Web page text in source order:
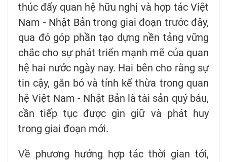
thúc đẩy quan hệ hữu nghị và hợp tác Việt
Nam - Nhật Bản trong giai đoạn trước đây,
qua đó góp phần tạo dựng nền tảng vững
chắc cho sự phát triển mạnh mẽ của quan
hệ hai nước ngày nay. Hai bên cho rằng sự
tin cậy, gắn bó và tính kế thừa trong quan
hệ Việt Nam - Nhật Bản là tài sản quý báu,
cần tiếp tục được gìn giữ và phát huy
trong giai đoạn mới.
Về phương hướng hợp tác thời gian tới,